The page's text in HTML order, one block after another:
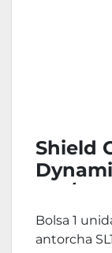
Shield
100/SL-
Bolsa 1
antorcha